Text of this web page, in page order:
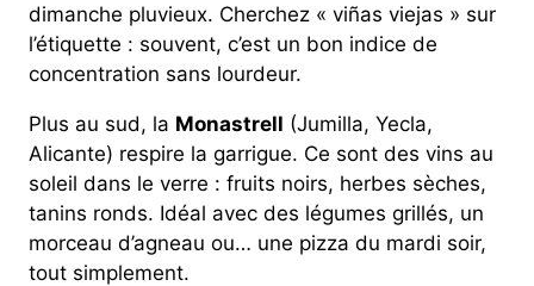
dimanche pluvieux. Cherchez « viñas viejas » sur
l’étiquette : souvent, c’est un bon indice de
concentration sans lourdeur.
Plus au sud, la Monastrell (Jumilla, Yecla,
Alicante) respire la garrigue. Ce sont des vins au
soleil dans le verre : fruits noirs, herbes sèches,
tanins ronds. Idéal avec des légumes grillés, un
morceau d’agneau ou… une pizza du mardi soir,
tout simplement.